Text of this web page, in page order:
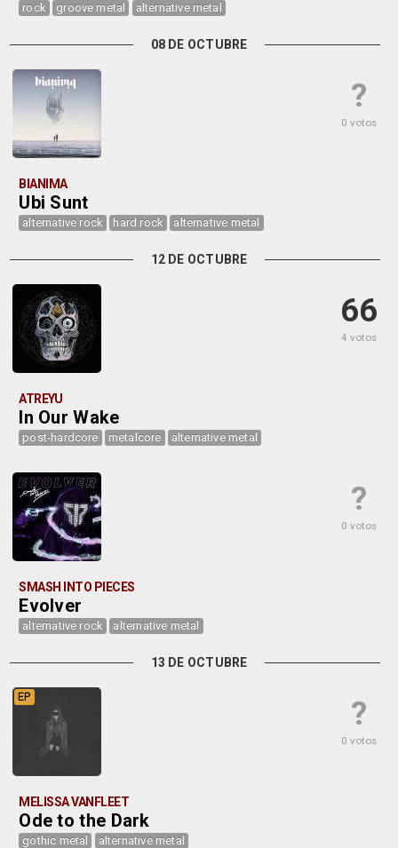
rock groove metal alternative metal
08 DE OCTUBRE
?
0 votos
BIANIMA
Ubi Sunt
alternative rock hard rock alternative metal
12 DE OCTUBRE
66
4 votos
ATREYU
In Our Wake
post-hardcore metalcore alternative metal
?
0 votos
SMASH INTO PIECES
Evolver
alternative rock alternative metal
13 DE OCTUBRE
?
0 votos
EP
MELISSA VANFLEET
Ode to the Dark
gothic metal alternative metal